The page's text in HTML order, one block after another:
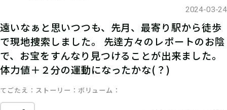
2024-03-24
遠いなぁと思いつつも、先月、最寄り駅から徒歩
で現地捜索しました。 先逹方々のレポートのお陰
で、お宝をすんなり見つけることが出来ました。
体力値＋２分の運動になったかな(？)
てごたえ ストーリー ボリューム